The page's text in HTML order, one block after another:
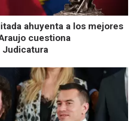
ahuyenta a los mejores
cuestiona
Judicatura